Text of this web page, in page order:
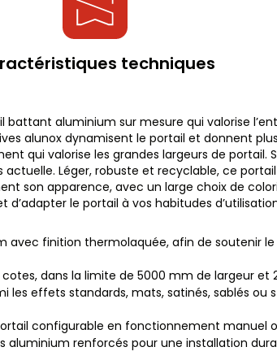
techniques
aluminium sur mesure qui valorise
alunox dynamisent le portail et donnent
qui valorise les grandes largeurs de portail.
Léger, robuste et recyclable, ce
son apparence, avec un large choix de
le portail à vos habitudes
avec finition thermolaquée, afin de soutenir
dans la limite de 5000 mm de largeur et
les effets standards, mats, satinés, sablés ou
configurable en fonctionnement manuel
aluminium renforcés pour une installation